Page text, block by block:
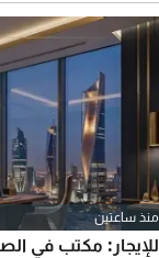
منذ ساعتين
للإيجار: مكتب في